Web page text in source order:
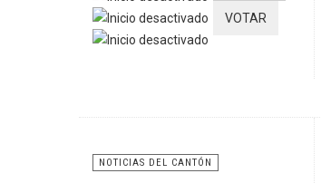
vote
NOTICIAS DEL CANTÓN